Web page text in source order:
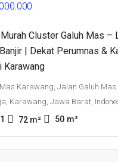
Cluster Galuh Mas –
| Dekat Perumnas &
Karawang
Karawang, Jalan Galuh Mas
Karawang, Jawa Barat,
1 72 m² 50 m²